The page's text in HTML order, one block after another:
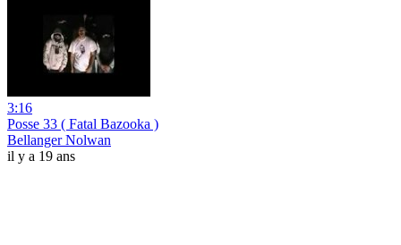
3:16
Posse 33 ( Fatal Bazooka )
Bellanger Nolwan
il y a 19 ans